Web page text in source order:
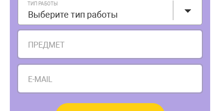
ТИП РАБОТЫ
Выберите тип работы
ПРЕДМЕТ
E-MAIL